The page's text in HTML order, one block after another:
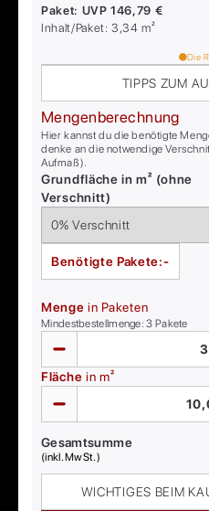
Paket: UVP146,79 €
Inhalt/Paket:3,34 m²
Die
TIPPS ZUM
Mengenberechnung
Hier kannst du die benötigte
denke an die notwendige
Aufmaß).
Grundfläche in m² (ohne
Verschnitt)
Benötigte Pakete:-
Menge in Paketen
Mindestbestellmenge:3 Pakete
Fläche in m²
Gesamtsumme
(inkl. MwSt.)
WICHTIGES BEIM